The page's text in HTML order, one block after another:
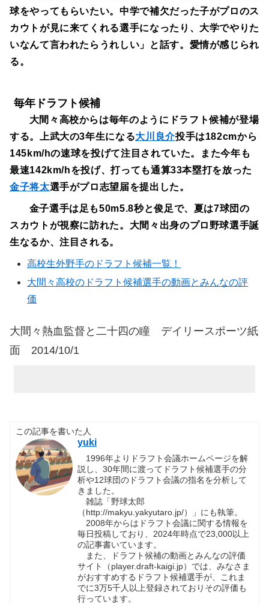
球をやってもらいたい。中学で補欠だった子がプロのス
カウトが見に来てくれる選手になったり、大学でやりた
いなんて言われたらうれしい」と話す。愛情が感じられ
る。
毎年ドラフト候補
大間々高校からは毎年のようにドラフト候補が登場
する。上武大の3年生になる大川良介投手は182cmから
145km/hの速球を投げて注目されていた。また今年も
最速142km/hを投げ、打っても通算33本塁打を放った
金子将太選手がプロ志望届を提出した。
金子選手は足も50m5.8秒と俊足で、夏は7球団の
スカウトが視察に訪れた。大間々出身のプロ野球選手誕
生なるか、注目される。
高校生外野手のドラフト候補一覧！
大間々高校のドラフト候補選手の動画とみんなの評
価
大間々熱血監督と二十四の瞳 デイリースポーツ紙
面 2014/10/1
この記事を書いた人
yuki
1996年よりドラフト会議ホームページを解
説し、30年間に渡ってドラフト候補選手の分
析や12球団のドラフト会議の指名を分析して
きました。
雑誌「野球太郎
（http://makyu.yakyutaro.jp/）」にも執筆。
2008年からはドラフト会議に関する情報を
毎日投稿しており、2024年時点で23,000以上
の記事書いています。
また、ドラフト候補の動画とみんなの評価
サイト（player.draft-kaigi.jp）では、みなさま
がおすすめするドラフト候補選手が、これま
でに3万5千人以上登録されておりその評価も
行っています。